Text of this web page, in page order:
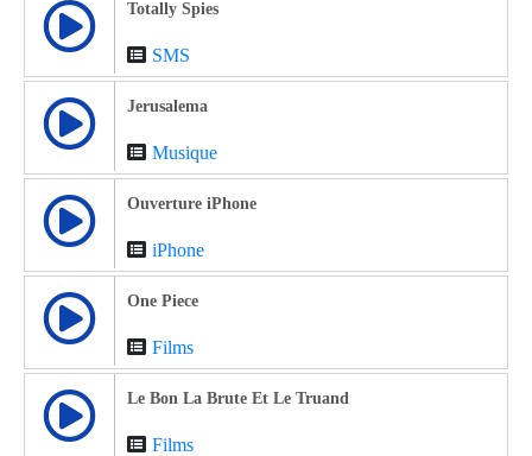
Totally Spies
SMS
Jerusalema
Musique
Ouverture iPhone
iPhone
One Piece
Films
Le Bon La Brute Et Le Truand
Films